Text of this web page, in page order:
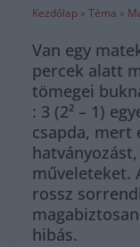
Kezdőlap » Téma »
Van egy
percek alatt
tömegei
: 3 (2² – 1)
csapda, mert
műveleteket.
rossz
hibás.